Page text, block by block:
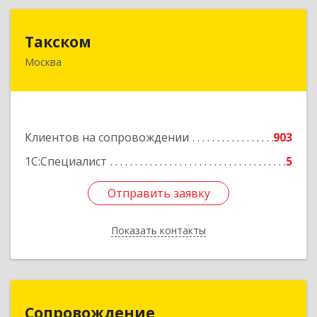
Такском
Москва
Клиентов на сопровождении
903
1С:Специалист
5
Отправить заявку
Показать контакты
119034, Москва г, Барыковский пер, дом №
Отправить заявку
Назад
Сопровождение